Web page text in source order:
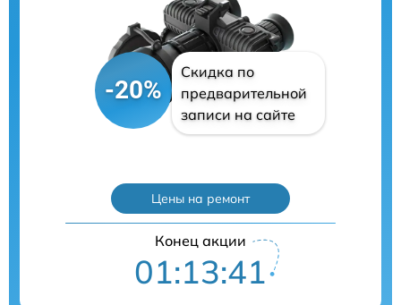
-20%
Скидка по
предварительной
записи на сайте
Цены на ремонт
Конец акции
01:13:40